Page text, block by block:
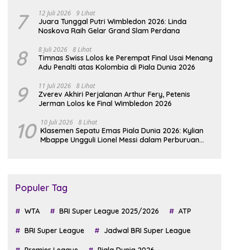
7 12 Juli 2026 9 Lihat
Juara Tunggal Putri Wimbledon 2026: Linda
Noskova Raih Gelar Grand Slam Perdana
8 8 Juli 2026 8 Lihat
Timnas Swiss Lolos ke Perempat Final Usai Menang
Adu Penalti atas Kolombia di Piala Dunia 2026
9 11 Juli 2026 8 Lihat
Zverev Akhiri Perjalanan Arthur Fery, Petenis
Jerman Lolos ke Final Wimbledon 2026
10 10 Juli 2026 8 Lihat
Klasemen Sepatu Emas Piala Dunia 2026: Kylian
Mbappe Ungguli Lionel Messi dalam Perburuan
Populer Tag
WTA BRI Super League 2025/2026 ATP
BRI Super League Jadwal BRI Super League